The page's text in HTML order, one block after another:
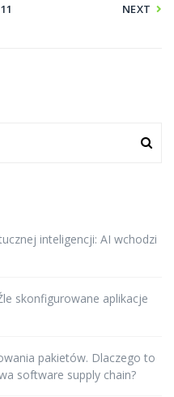
11 NEXT
inteligencji: AI wchodzi
skonfigurowane aplikacje
pakietów. Dlaczego to
software supply chain?